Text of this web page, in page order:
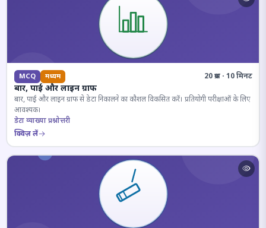
MCQ मध्यम 20 प्रश्न · 10 मिनट
बार, पाई और लाइन ग्राफ
बार, पाई और लाइन ग्राफ से डेटा निकालने का कौशल विकसित करें। प्रतियोगी परीक्षाओं के लिए
आवश्यक।
डेटा व्याख्या प्रश्नोत्तरी
क्विज़ लें